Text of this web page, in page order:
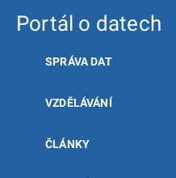
Portál o datech
SPRÁVA DAT
VZDĚLÁVÁNÍ
ČLÁNKY